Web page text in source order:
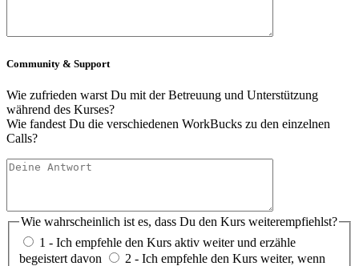
Community & Support
Wie zufrieden warst Du mit der Betreuung und Unterstützung
während des Kurses?
Wie fandest Du die verschiedenen WorkBucks zu den einzelnen
Calls?
Wie wahrscheinlich ist es, dass Du den Kurs weiterempfiehlst?
1 - Ich empfehle den Kurs aktiv weiter und erzähle
begeistert davon
2 - Ich empfehle den Kurs weiter, wenn